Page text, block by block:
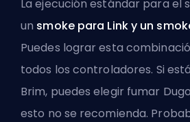
La ejecución estándar para el
un smoke para Link y un
Puedes lograr esta
todos los controladores. Si
Brim, puedes elegir fumar
esto no se recomienda.